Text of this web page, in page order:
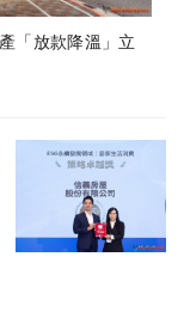
「放款降溫」立